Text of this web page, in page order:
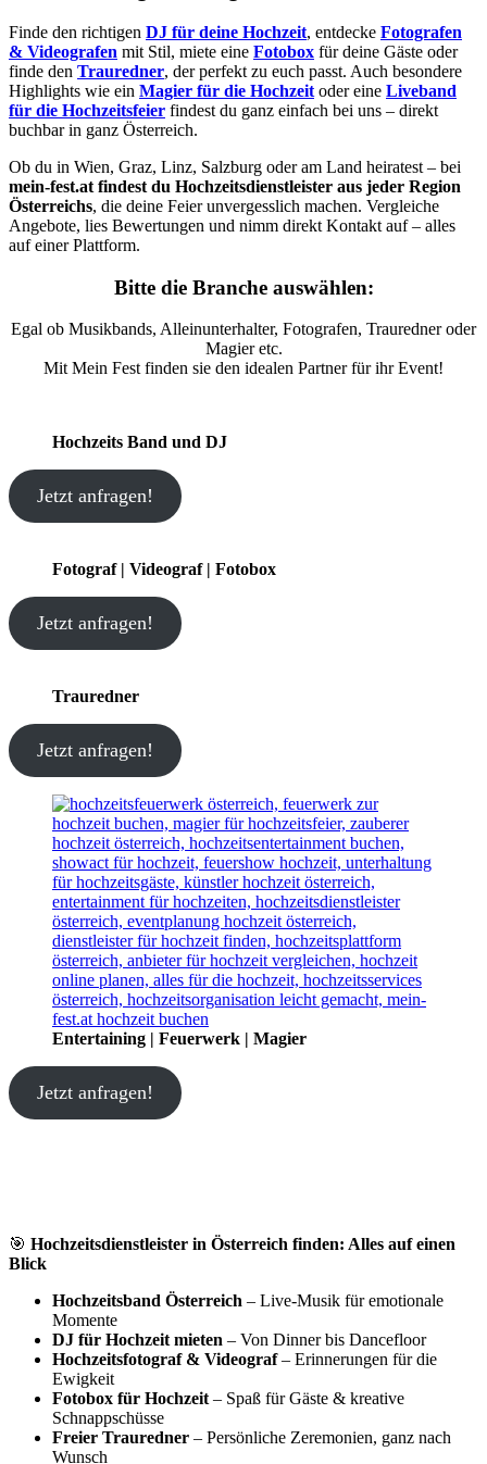
Finde den richtigen DJ für deine Hochzeit, entdecke Fotografen
& Videografen mit Stil, miete eine Fotobox für deine Gäste oder
finde den Trauredner, der perfekt zu euch passt. Auch besondere
Highlights wie ein Magier für die Hochzeit oder eine Liveband
für die Hochzeitsfeier findest du ganz einfach bei uns – direkt
buchbar in ganz Österreich.
Ob du in Wien, Graz, Linz, Salzburg oder am Land heiratest – bei
mein-fest.at findest du Hochzeitsdienstleister aus jeder Region
Österreichs, die deine Feier unvergesslich machen. Vergleiche
Angebote, lies Bewertungen und nimm direkt Kontakt auf – alles
auf einer Plattform.
Bitte die Branche auswählen:
Egal ob Musikbands, Alleinunterhalter, Fotografen, Trauredner oder
Magier etc.
Mit Mein Fest finden sie den idealen Partner für ihr Event!
Hochzeits Band und DJ
Jetzt anfragen!
Fotograf | Videograf | Fotobox
Jetzt anfragen!
Trauredner
Jetzt anfragen!
Entertaining | Feuerwerk | Magier
Jetzt anfragen!
🎯 Hochzeitsdienstleister in Österreich finden: Alles auf einen
Blick
Hochzeitsband Österreich – Live-Musik für emotionale
Momente
DJ für Hochzeit mieten – Von Dinner bis Dancefloor
Hochzeitsfotograf & Videograf– Erinnerungen für die
Ewigkeit
Fotobox für Hochzeit – Spaß für Gäste & kreative
Schnappschüsse
Freier Trauredner – Persönliche Zeremonien, ganz nach
Wunsch